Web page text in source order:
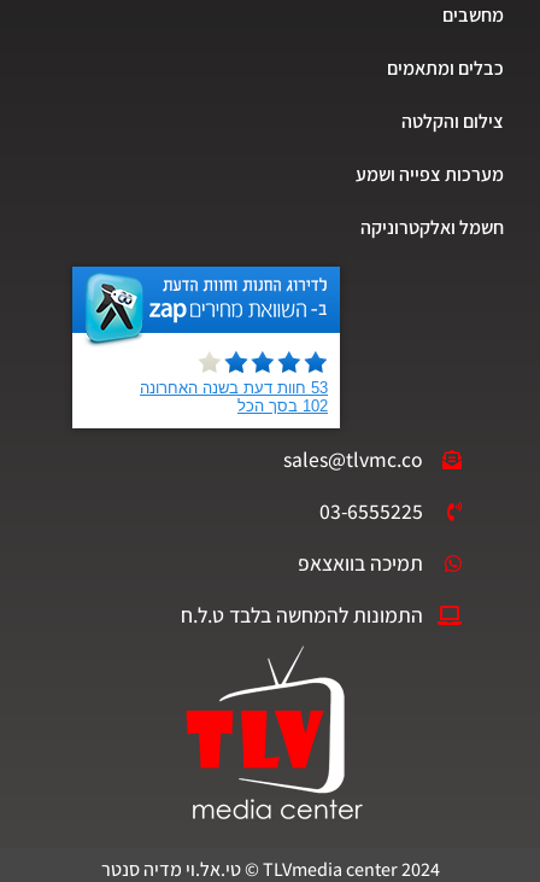
מחשבים
כבלים ומתאמים
צילום והקלטה
מערכות צפייה ושמע
חשמל ואלקטרוניקה
sales@tlvmc.co
03-6555225
תמיכה בוואצאפ
התמונות להמחשה בלבד ט.ל.ח
TLVmedia center 2024 © טי.אל.וי מדיה סנטר